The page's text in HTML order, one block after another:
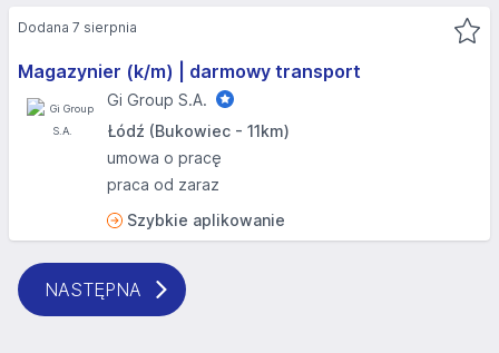
Magazynier (k/m) | darmowy transport
Gi Group S.A.
Łódź (Bukowiec - 11km)
umowa o pracę
praca od zaraz
Szybkie aplikowanie
Dodana 7 sierpnia
NASTĘPNA